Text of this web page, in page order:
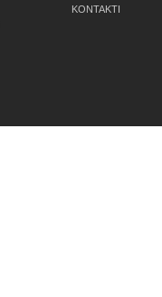
KONTAKTI